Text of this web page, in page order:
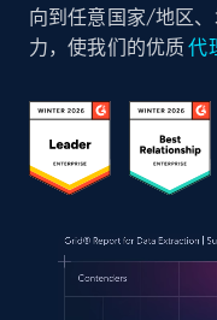
向到任意国家/地区、
力，使我们的优质代